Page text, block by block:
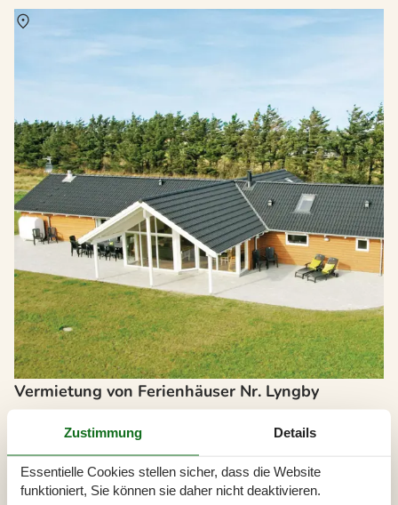
Vermietung von Ferienhäuser Nr. Lyngby
Steilhänge, die hinauf in üppiges Heideland führen. Die
Landschaft. Wald, Wiesen und Dünen bieten gleichzeitig Ruhe und
Möglichkeiten, sich an der würzigen Seeluft zu bewegen.
Zustimmung Details
Essentielle Cookies stellen sicher, dass die Website
funktioniert, Sie können sie daher nicht deaktivieren.